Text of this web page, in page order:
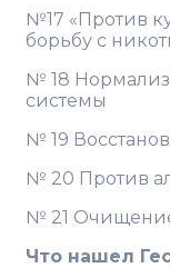
№17 «Против
борьбу с
№ 18
системы
№ 19
№ 20 Против
№ 21
Что нашел